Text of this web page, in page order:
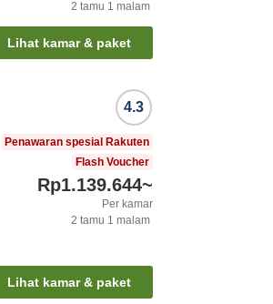
2 tamu 1 malam
Lihat kamar & paket
4.3
Penawaran spesial Rakuten
Flash Voucher
Rp1.139.644~
Per kamar
2 tamu 1 malam
Lihat kamar & paket